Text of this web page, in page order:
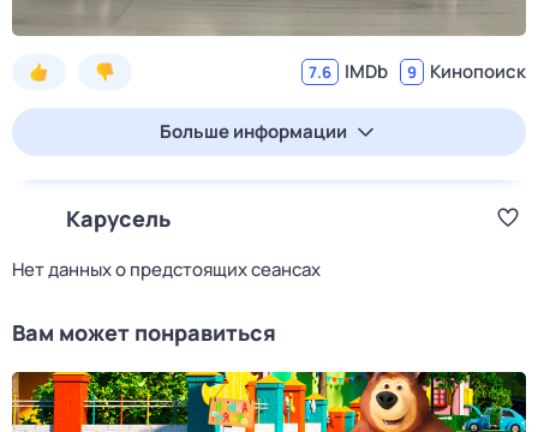
7.6 IMDb 9 Кинопоиск
Больше информации
Карусель
Нет данных о предстоящих сеансах
Вам может понравиться